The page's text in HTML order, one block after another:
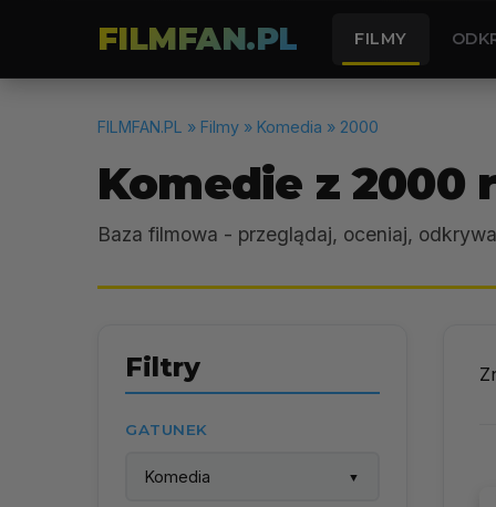
FILMFAN.PL FILMY
FILMFAN.PL » Filmy » Komedia » 2000
Komedie z 2000
Baza filmowa - przeglądaj, oceniaj,
Filtry
GATUNEK
Komedia ▼